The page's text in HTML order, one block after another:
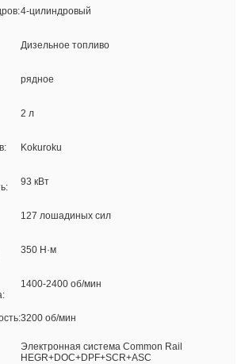
4-цилиндровый
Дизельное топливо
рядное
2 л
Kokuroku
93 кВт
127 лошадиных сил
350 Н·м
1400-2400 об/мин
3200 об/мин
Электронная система Common Rail
HEGR+DOC+DPF+SCR+ASC